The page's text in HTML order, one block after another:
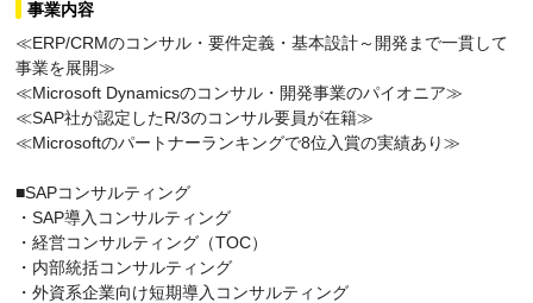
事業内容
≪ERP/CRMのコンサル・要件定義・基本設計～開発まで一貫して
事業を展開≫
≪Microsoft Dynamicsのコンサル・開発事業のパイオニア≫
≪SAP社が認定したR/3のコンサル要員が在籍≫
≪Microsoftのパートナーランキングで8位入賞の実績あり≫
■SAPコンサルティング
・SAP導入コンサルティング
・経営コンサルティング（TOC）
・内部統括コンサルティング
・外資系企業向け短期導入コンサルティング